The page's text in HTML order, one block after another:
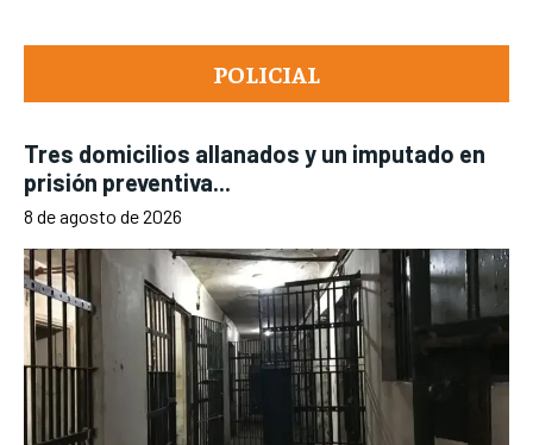
POLICIAL
Tres domicilios allanados y un imputado en
prisión preventiva...
8 de agosto de 2026